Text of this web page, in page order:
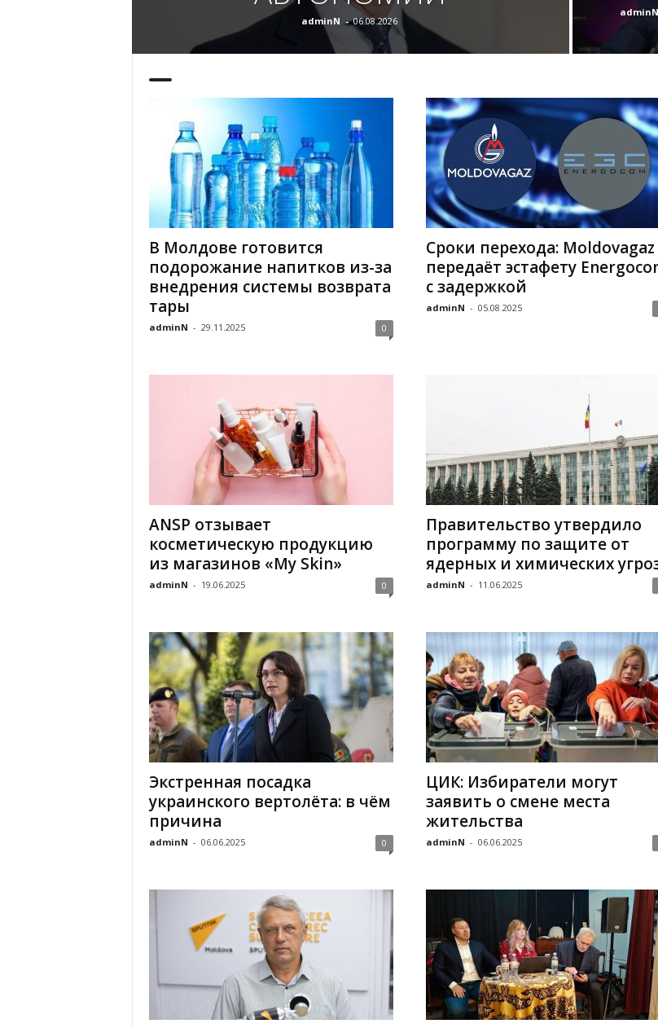
adminN - 06.08.2026
adminN
В Молдове готовится
подорожание напитков из-за
внедрения системы возврата
тары
adminN - 29.11.2025 0
Сроки перехода: Moldovagaz
передаёт эстафету
с задержкой
adminN - 05.08.2025
ANSP отзывает
косметическую продукцию
из магазинов «My Skin»
adminN - 19.06.2025 0
Правительство утвердило
программу по защите от
ядерных и химических
adminN - 11.06.2025
Экстренная посадка
украинского вертолёта: в чём
причина
adminN - 06.06.2025 0
ЦИК: Избиратели могут
заявить о смене места
жительства
adminN - 06.06.2025